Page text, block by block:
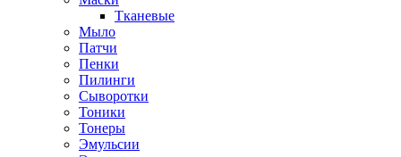
Тканевые
Мыло
Патчи
Пенки
Пилинги
Сыворотки
Тоники
Тонеры
Эмульсии